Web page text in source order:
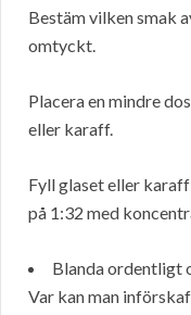
Bestäm vilken smak
omtyckt.
Placera en mindre
eller karaff.
Fyll glaset eller
på 1:32 med
Blanda ordentligt
Var kan man